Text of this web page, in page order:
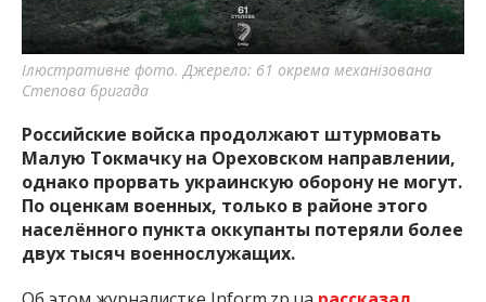
Ілюстративне фото. Джерело: 61 окрема механізована
Степова бригада
Российские войска продолжают штурмовать
Малую Токмачку на Ореховском направлении,
однако прорвать украинскую оборону не могут.
По оценкам военных, только в районе этого
населённого пункта оккупанты потеряли более
двух тысяч военнослужащих.